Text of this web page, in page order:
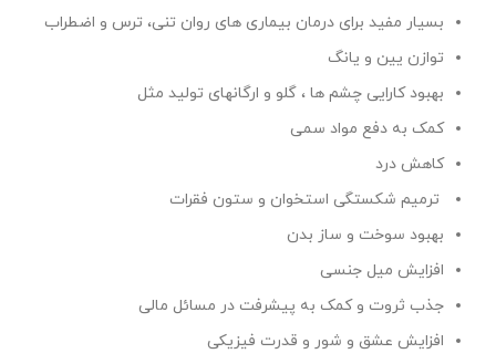
بسیار مفید برای درمان بیماری های روان تنی، ترس و اضطراب
توازن یین و یانگ
بهبود کارایی چشم ها ، گلو و ارگانهای تولید مثل
کمک به دفع مواد سمی
کاهش درد
ترمیم شکستگی استخوان و ستون فقرات
بهبود سوخت و ساز بدن
افزایش میل جنسی
جذب ثروت و کمک به پیشرفت در مسائل مالی
افزایش عشق و شور و قدرت فیزیکی